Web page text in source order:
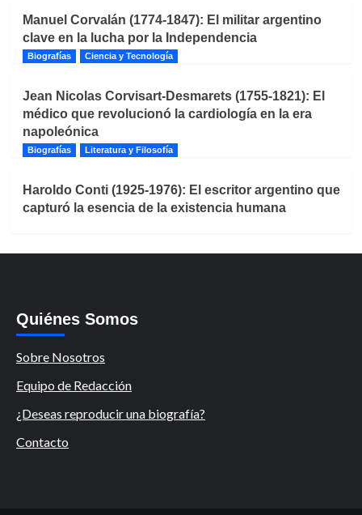
Manuel Corvalán (1774-1847): El militar argentino
clave en la lucha por la Independencia
Biografías Ciencia y Tecnología
Jean Nicolas Corvisart-Desmarets (1755-1821): El
médico que revolucionó la cardiología en la era
napoleónica
Biografías Literatura y Filosofía
Haroldo Conti (1925-1976): El escritor argentino que
capturó la esencia de la existencia humana
Quiénes Somos
Sobre Nosotros
Equipo de Redacción
¿Deseas reproducir una biografía?
Contacto